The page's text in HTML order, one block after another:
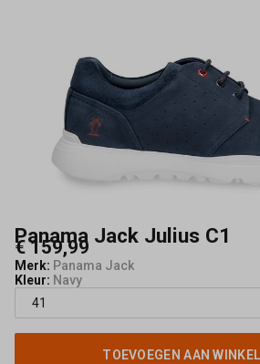
Panama Jack Julius C1
€ 159,99
Merk: Panama Jack
Kleur: Navy
TOEVOEGEN AAN